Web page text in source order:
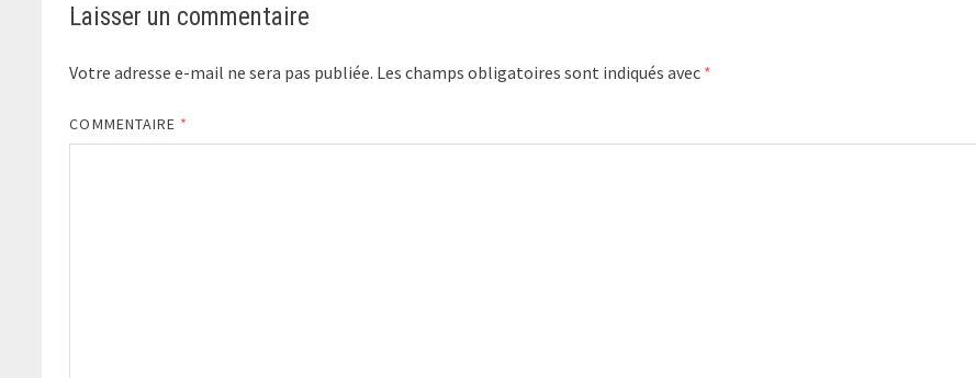
Laisser un commentaire
Votre adresse e-mail ne sera pas publiée. Les champs obligatoires sont indiqués avec *
COMMENTAIRE *